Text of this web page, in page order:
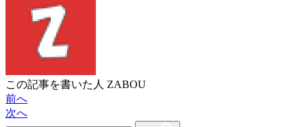
この記事を書いた人 ZABOU
前へ
次へ